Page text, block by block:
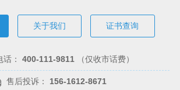
关于我们 证书查询
话： 400-111-9811 （仅收市话费）
售后投诉： 156-1612-8671